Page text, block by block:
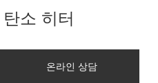
소 히터
온라인 상담